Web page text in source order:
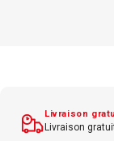
Usage :
Livraison
Livraison